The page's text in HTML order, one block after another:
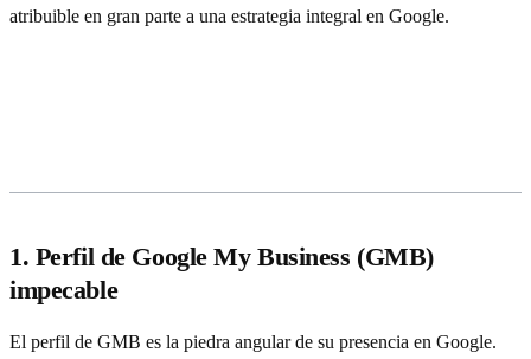
atribuible en gran parte a una estrategia integral en Google.
1. Perfil de Google My Business (GMB)
impecable
El perfil de GMB es la piedra angular de su presencia en Google.